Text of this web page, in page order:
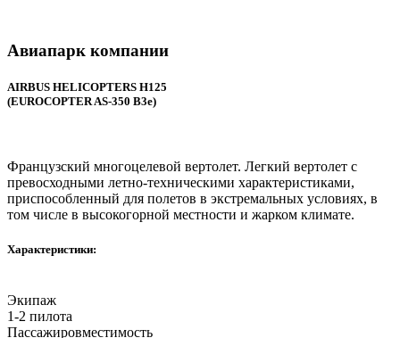
Авиапарк компании
AIRBUS HELICOPTERS H125
(EUROCOPTER AS-350 B3e)
Французский многоцелевой вертолет. Легкий вертолет с
превосходными летно-техническими характеристиками,
приспособленный для полетов в экстремальных условиях, в
том числе в высокогорной местности и жарком климате.
Характеристики:
Экипаж
1-2 пилота
Пассажировместимость